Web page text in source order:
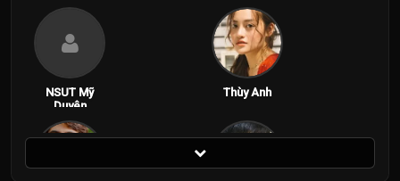
NSUT Mỹ
Duyên
Thùy Anh